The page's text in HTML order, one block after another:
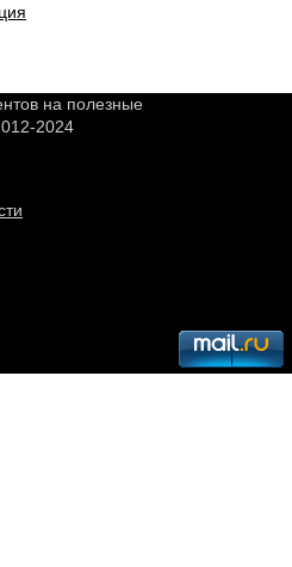
на полезные
2024